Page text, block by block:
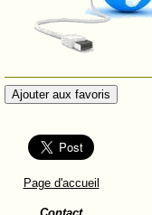
Page d'accueil